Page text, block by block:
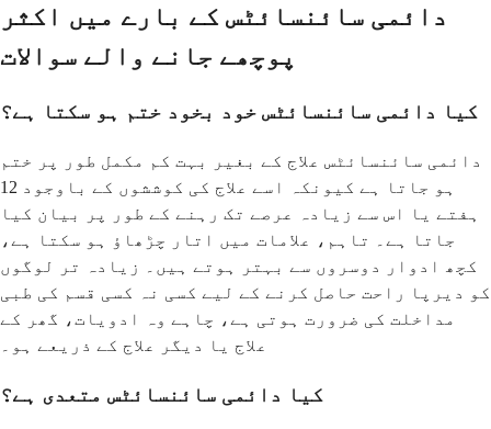
دائمی سائنسائٹس کے بارے میں اکثر
پوچھے جانے والے سوالات
کیا دائمی سائنسائٹس خود بخود ختم ہو سکتا ہے؟
دائمی سائنسائٹس علاج کے بغیر بہت کم مکمل طور پر ختم
ہو جاتا ہے کیونکہ اسے علاج کی کوششوں کے باوجود 12
ہفتے یا اس سے زیادہ عرصے تک رہنے کے طور پر بیان کیا
جاتا ہے۔ تاہم، علامات میں اتار چڑھاؤ ہو سکتا ہے،
کچھ ادوار دوسروں سے بہتر ہوتے ہیں۔ زیادہ تر لوگوں
کو دیرپا راحت حاصل کرنے کے لیے کسی نہ کسی قسم کی طبی
مداخلت کی ضرورت ہوتی ہے، چاہے وہ ادویات، گھر کے
علاج یا دیگر علاج کے ذریعے ہو۔
کیا دائمی سائنسائٹس متعدی ہے؟